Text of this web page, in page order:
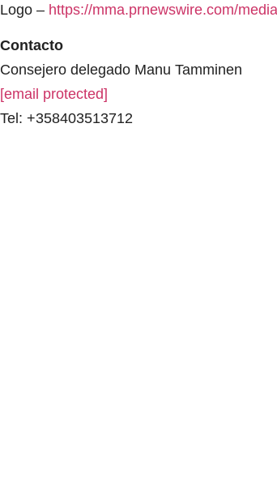
Logo – https://mma.prnewswire.com/
Contacto
Consejero delegado Manu Tamminen
[email protected]
Tel: +358403513712